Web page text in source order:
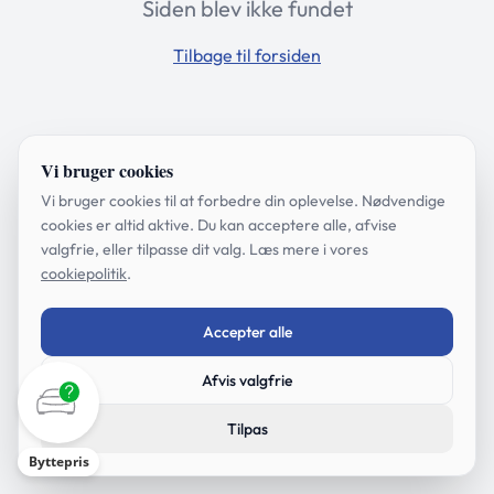
Vi bruger cookies
Vi bruger cookies til at forbedre din oplevelse. Nødvendige
cookies er altid aktive. Du kan acceptere alle, afvise
valgfrie, eller tilpasse dit valg. Læs mere i vores
cookiepolitik.
Tilpas
Afvis valgfrie
Accepter alle
Siden blev ikke fundet
Tilbage til forsiden
Byttepris